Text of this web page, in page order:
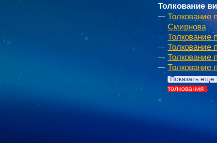
Толкование
Толкование
Смирнова
Толкование
Толкование
Толкование
Толкование
Показать еще
толкования